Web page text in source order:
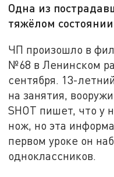
Одна из
тяжёлом
ЧП произошло в
№68 в Ленинском
сентября. 13-
на занятия,
SHOT пишет, что у
нож, но эта
первом уроке он
одноклассников.